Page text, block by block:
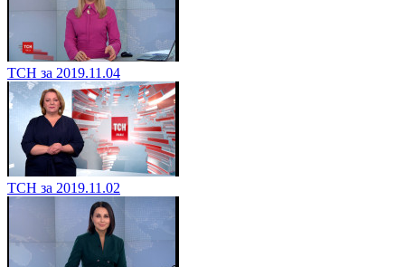
ТСН за 2019.11.04
ТСН за 2019.11.02